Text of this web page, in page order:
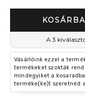
A 3
Vásárlóink ezzel a
termékeket szokták
mindegyiket a
terméke(ke)t szeretnéd